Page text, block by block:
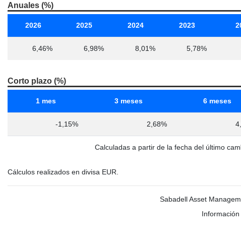
Anuales (%)
2026 2025 2024 2023
6,46% 6,98% 8,01% 5,78%
Corto plazo (%)
1 mes 3 meses 6 meses
Calculadas a partir de la fecha del último
-1,15% 2,68%
Cálculos realizados en divisa EUR.
Sabadell Asset